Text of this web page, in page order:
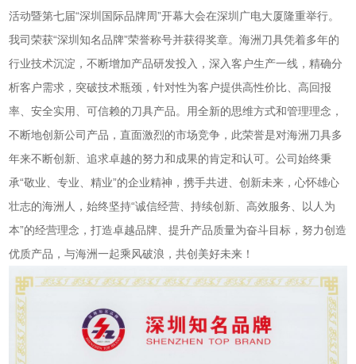
活动暨第七届“深圳国际品牌周”开幕大会在深圳广电大厦隆重举行。
我司荣获“深圳知名品牌”荣誉称号并获得奖章。海洲刀具凭着多年的
行业技术沉淀，不断增加产品研发投入，深入客户生产一线，精确分
析客户需求，突破技术瓶颈，针对性为客户提供高性价比、高回报
率、安全实用、可信赖的刀具产品。用全新的思维方式和管理理念，
不断地创新公司产品，直面激烈的市场竞争，此荣誉是对海洲刀具多
年来不断创新、追求卓越的努力和成果的肯定和认可。公司始终秉
承“敬业、专业、精业”的企业精神，携手共进、创新未来，心怀雄心
壮志的海洲人，始终坚持“诚信经营、持续创新、高效服务、以人为
本”的经营理念，打造卓越品牌、提升产品质量为奋斗目标，努力创造
优质产品，与海洲一起乘风破浪，共创美好未来！